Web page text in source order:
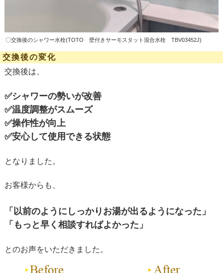
〇交換後のシャワー水栓(TOTO 壁付きサーモスタット混合水栓 TBV03452J)
交換後の変化
交換後は、
✅シャワーの勢いが改善
✅温度調整がスムーズ
✅操作性が向上
✅安心して使用できる状態
となりました。
お客様からも、
「以前のようにしっかりお湯が出るようになった」
「もっと早く相談すればよかった」
とのお声をいただきました。